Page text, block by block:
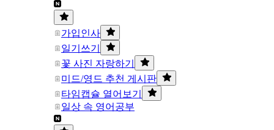
가입인사
일기쓰기
꽃 사진 자랑하기
미드/영드 추천 게시판
타임캡슐 열어보기
일상 속 영어공부